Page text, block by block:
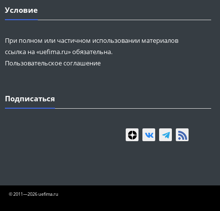
Условие
При полном или частичном использовании материалов
ссылка на «uefima.ru» обязательна.
Пользовательское соглашение
Подписаться
© 2011—2026 uefima.ru